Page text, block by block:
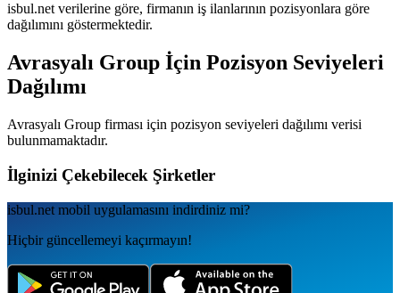
isbul.net verilerine göre, firmanın iş ilanlarının pozisyonlara göre
dağılımını göstermektedir.
Avrasyalı Group İçin Pozisyon Seviyeleri
Dağılımı
Avrasyalı Group firması için pozisyon seviyeleri dağılımı verisi
bulunmamaktadır.
İlginizi Çekebilecek Şirketler
isbul.net mobil uygulamаsını indirdiniz mi?
Hiçbir güncellemeyi kaçırmayın!